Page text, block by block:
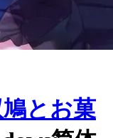
とお菓